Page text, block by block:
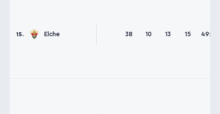
15. Elche 38 10 13 15 49:57